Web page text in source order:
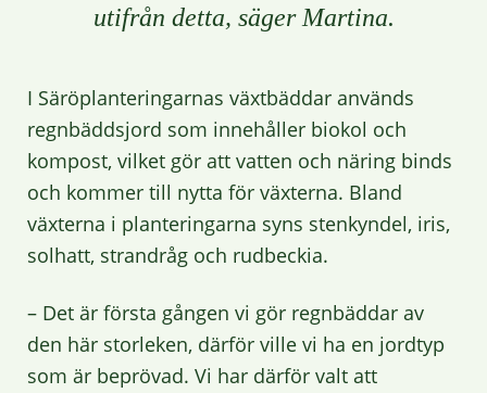
utifrån detta, säger Martina.
I Säröplanteringarnas växtbäddar används
regnbäddsjord som innehåller biokol och
kompost, vilket gör att vatten och näring binds
och kommer till nytta för växterna. Bland
växterna i planteringarna syns stenkyndel, iris,
solhatt, strandråg och rudbeckia.
– Det är första gången vi gör regnbäddar av
den här storleken, därför ville vi ha en jordtyp
som är beprövad. Vi har därför valt att